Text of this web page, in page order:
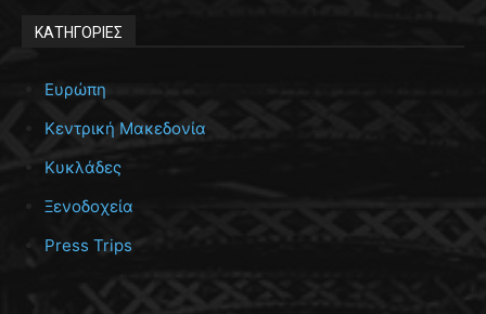
ΚΑΤΗΓΟΡΙΕΣ
Ευρώπη
Κεντρική Μακεδονία
Κυκλάδες
Ξενοδοχεία
Press Trips